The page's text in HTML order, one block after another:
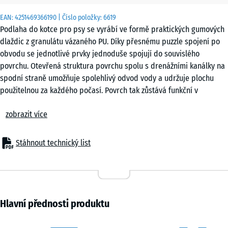
EAN:4251469366190 | Číslo položky:6619
Podlaha do kotce pro psy se vyrábí ve formě praktických gumových
dlaždic z granulátu vázaného PU. Díky přesnému puzzle spojení po
obvodu se jednotlivé prvky jednoduše spojují do souvislého
povrchu. Otevřená struktura povrchu spolu s drenážními kanálky na
spodní straně umožňuje spolehlivý odvod vody a udržuje plochu
použitelnou za každého počasí. Povrch tak zůstává funkční v
Stabilní spojení dlaždic
nutnosti lepení nebo šroubování. Po položení vzniká kompaktní
plocha, která drží tvar i při každodenním pohybu psů. Dlaždice lze
omezuje možnost nadzvednutí jednotlivých dílů a přispívá k celkové
Snadná pokládka
Povrch kotce lze pokládat na beton, asfalt nebo zámkovou dlažbu.
zobrazit více
Stáhnout technický list
cm
|
0,25
m²
50
50
cm
+ 83,00 Kč
Hlavní přednosti produktu